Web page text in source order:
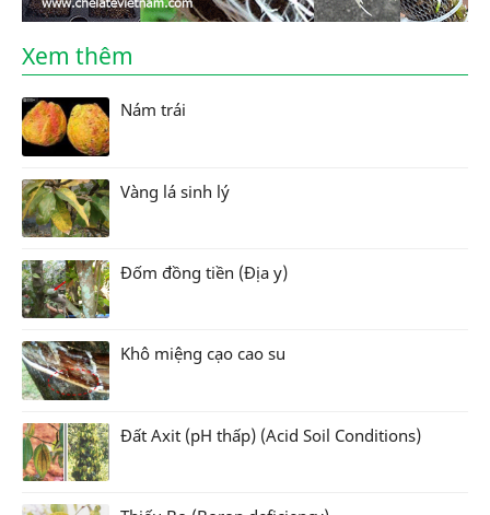
Xem thêm
Nám trái
Vàng lá sinh lý
Đốm đồng tiền (Địa y)
Khô miệng cạo cao su
Đất Axit (pH thấp) (Acid Soil Conditions)